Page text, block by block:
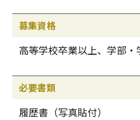
募集資格
高等学校卒業以上、学部・
必要書類
履歴書（写真貼付）